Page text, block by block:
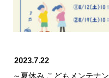
2023.7.22
～夏休み こどもメンテナ